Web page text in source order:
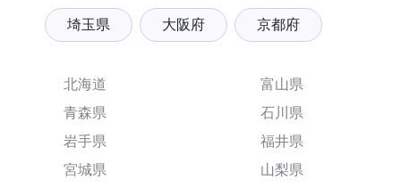
埼玉県 大阪府 京都府
北海道
青森県
岩手県
宮城県
富山県
石川県
福井県
山梨県